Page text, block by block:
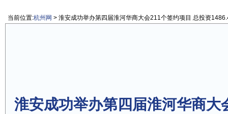
当前位置:杭州网 > 淮安成功举办第四届淮河华商大会211个签约项目 总投资
淮安成功举办第四届淮河华商大